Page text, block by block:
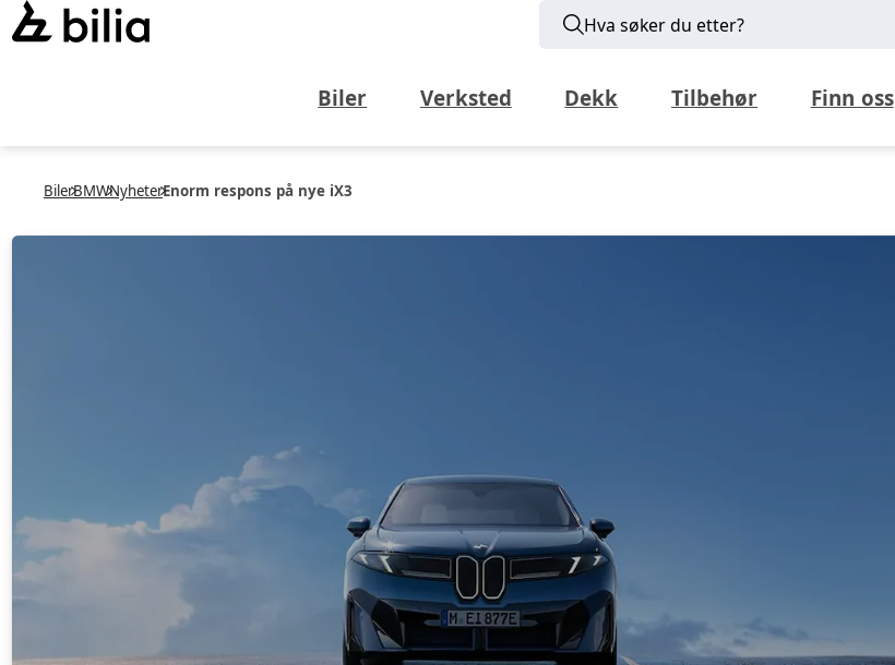
Hva søker du etter?
Biler Verksted Dekk Tilbehør Finn oss
BilerBMWNyheterEnorm respons på nye iX3